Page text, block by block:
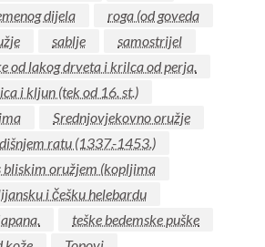
dijela
roga (od goveda
sablje
samostrijel
od lakog drveta i krilca od perja.
i kljun (tek od 16. st.)
Srednjovjekovno oružje
ratu (1337.-1453.)
bliskim oružjem (kopljima
i češku helebardu
teške bedemske puške